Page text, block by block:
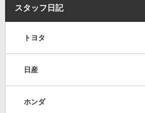
スタッフ日記
トヨタ
日産
ホンダ